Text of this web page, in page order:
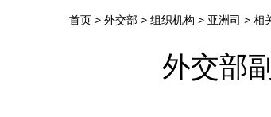
首页 > 外交部 > 组织机构 > 亚洲司 > 相
外交部